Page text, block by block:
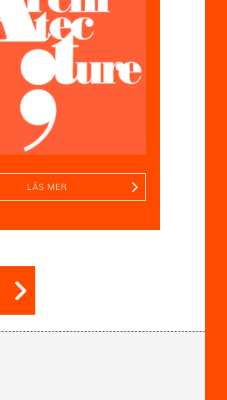
LÄS MER